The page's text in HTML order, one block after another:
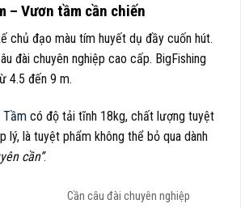
– Vươn tầm cần chiến
chủ đạo màu tím huyết dụ đầy cuốn hút.
đài chuyên nghiệp cao cấp. BigFishing
4.5 đến 9 m.
Tầm có độ tải tĩnh 18kg, chất lượng tuyệt
lý, là tuyệt phẩm không thể bỏ qua dành
cần”.
Cần câu đài chuyên nghiệp